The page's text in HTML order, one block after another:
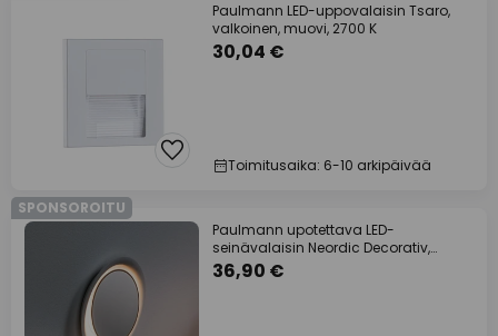
Paulmann LED-uppovalaisin Tsaro,
valkoinen, muovi, 2700 K
30,04 €
Toimitusaika: 6-10 arkipäivää
SPONSOROITU
Paulmann upotettava LED-
seinävalaisin Neordic Decorativ,
valkoinen, pyöreä
36,90 €